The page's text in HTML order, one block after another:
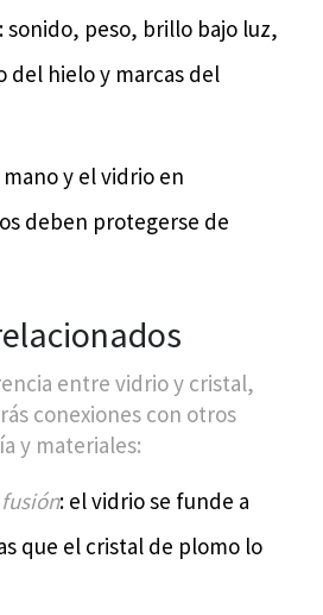
sonido, peso, brillo bajo luz,
hielo y marcas del
y el vidrio en
deben protegerse de
entre vidrio y cristal,
conexiones con otros
y materiales:
: el vidrio se funde a
que el cristal de plomo lo